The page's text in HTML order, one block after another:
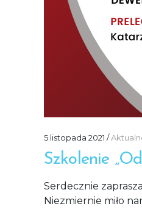
5 listopada 2021
Szkolenie
Serdecznie
Niezmiernie miło